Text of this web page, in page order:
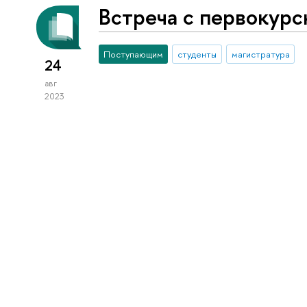
24
авг
2023
Встреча с
Поступающим студенты магистратура